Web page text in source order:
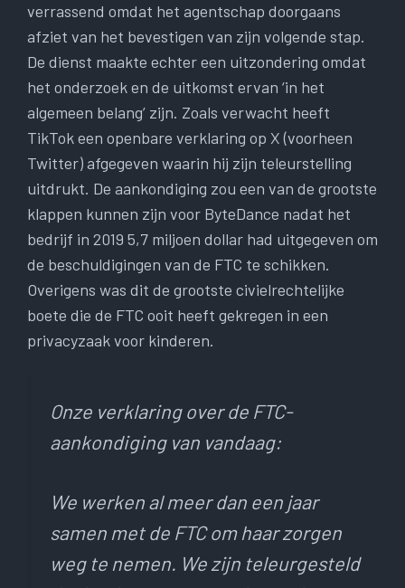
verrassend omdat het agentschap doorgaans
afziet van het bevestigen van zijn volgende stap.
De dienst maakte echter een uitzondering omdat
het onderzoek en de uitkomst ervan ‘in het
algemeen belang’ zijn. Zoals verwacht heeft
TikTok een openbare verklaring op X (voorheen
Twitter) afgegeven waarin hij zijn teleurstelling
uitdrukt. De aankondiging zou een van de grootste
klappen kunnen zijn voor ByteDance nadat het
bedrijf in 2019 5,7 miljoen dollar had uitgegeven om
de beschuldigingen van de FTC te schikken.
Overigens was dit de grootste civielrechtelijke
boete die de FTC ooit heeft gekregen in een
privacyzaak voor kinderen.
Onze verklaring over de FTC-
aankondiging van vandaag:
We werken al meer dan een jaar
samen met de FTC om haar zorgen
weg te nemen. We zijn teleurgesteld